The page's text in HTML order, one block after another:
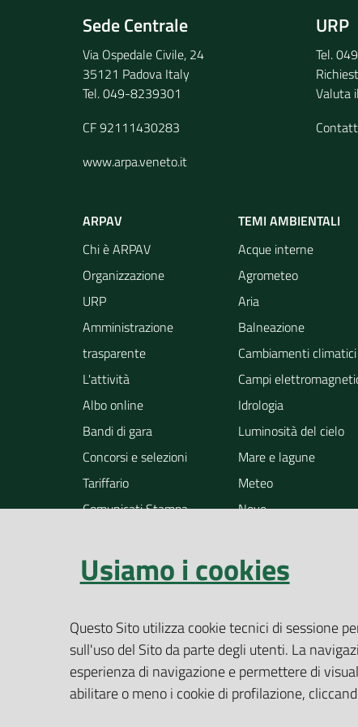
Sede Centrale
Via Ospedale Civile, 24
35121 Padova Italy
Tel. 049-8239301
CF 92111430283
www.arpa.veneto.it
URP
Tel.
Valuta
ARPAV
Chi è ARPAV
Organizzazione
URP
Amministrazione
trasparente
L'attività
Albo online
Bandi di gara
Concorsi e selezioni
Tariffario
Comunicati Stampa
TEMI AMBIENTALI
Acque interne
Agrometeo
Aria
Balneazione
Cambiamenti climatici
Campi
Idrologia
Luminosità del cielo
Mare e lagune
Meteo
Neve
Pollini
Radioattività
Rumore
Siti contaminati
Suolo
Usiamo i cookies
Questo Sito utilizza cookie tecnici di sessione
sull'uso del Sito da parte degli utenti. La
esperienza di navigazione e permettere di
abilitare o meno i cookie di profilazione,